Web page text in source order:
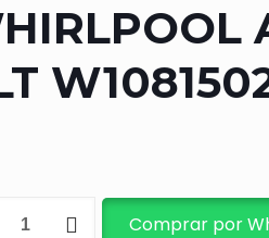
Comprar por